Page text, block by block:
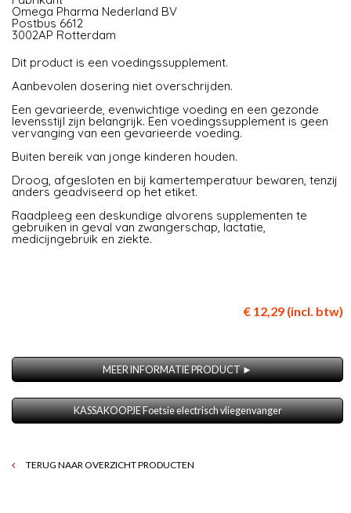
Omega Pharma Nederland BV
Postbus 6612
3002AP Rotterdam
Dit product is een voedingssupplement.
Aanbevolen dosering niet overschrijden.
Een gevarieerde, evenwichtige voeding en een gezonde
levensstijl zijn belangrijk. Een voedingssupplement is geen
vervanging van een gevarieerde voeding.
Buiten bereik van jonge kinderen houden.
Droog, afgesloten en bij kamertemperatuur bewaren, tenzij
anders geadviseerd op het etiket.
Raadpleeg een deskundige alvorens supplementen te
gebruiken in geval van zwangerschap, lactatie,
medicijngebruik en ziekte.
€ 12,29 (incl. btw)
MEER INFORMATIE PRODUCT ►
KASSAKOOPJE Foetsie electrisch vliegenvanger
TERUG NAAR OVERZICHT PRODUCTEN